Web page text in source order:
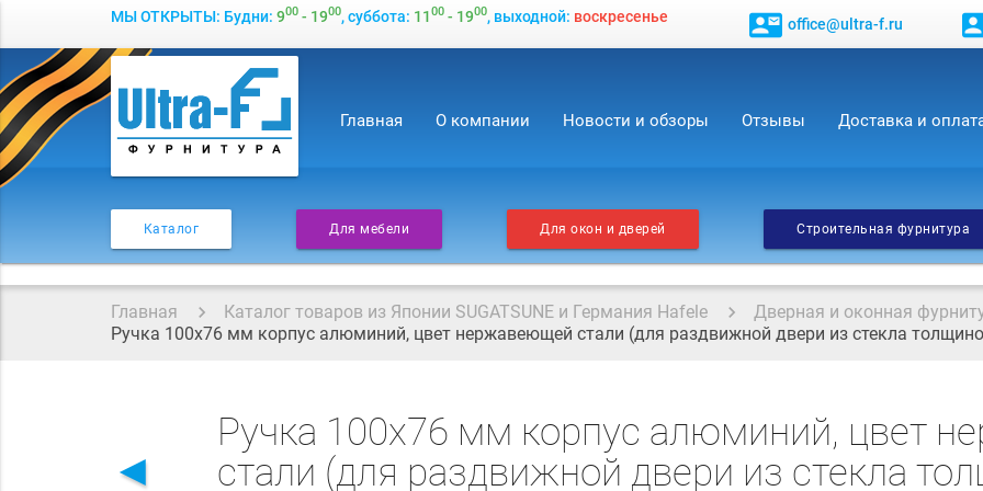
МЫ ОТКРЫТЫ: Будни: 900- 1900, суббота: 1100- 1900, выходной: воскресенье contact_mail office@ultra-f.ru
Главная О компании Новости и обзоры Отзывы Доставка и
Каталог Для мебели Для окон и дверей Строительная фурнитура
Главная Каталог товаров из Японии SUGATSUNE и Германия Hafele Дверная и оконная
Ручка 100х76 мм корпус алюминий, цвет нержавеющей стали (для раздвижной двери из стекла
◄
Ручка 100х76 мм корпус алюминий, цвет
стали (для раздвижной двери из стекла